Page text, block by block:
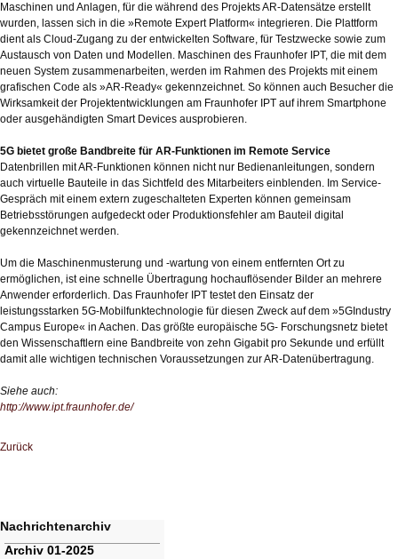
Maschinen und Anlagen, für die während des Projekts AR-Datensätze erstellt
wurden, lassen sich in die »Remote Expert Platform« integrieren. Die Plattform
dient als Cloud-Zugang zu der entwickelten Software, für Testzwecke sowie zum
Austausch von Daten und Modellen. Maschinen des Fraunhofer IPT, die mit dem
neuen System zusammenarbeiten, werden im Rahmen des Projekts mit einem
grafischen Code als »AR-Ready« gekennzeichnet. So können auch Besucher die
Wirksamkeit der Projektentwicklungen am Fraunhofer IPT auf ihrem Smartphone
oder ausgehändigten Smart Devices ausprobieren.
5G bietet große Bandbreite für AR-Funktionen im Remote Service
Datenbrillen mit AR-Funktionen können nicht nur Bedienanleitungen, sondern
auch virtuelle Bauteile in das Sichtfeld des Mitarbeiters einblenden. Im Service-
Gespräch mit einem extern zugeschalteten Experten können gemeinsam
Betriebsstörungen aufgedeckt oder Produktionsfehler am Bauteil digital
gekennzeichnet werden.
Um die Maschinenmusterung und -wartung von einem entfernten Ort zu
ermöglichen, ist eine schnelle Übertragung hochauflösender Bilder an mehrere
Anwender erforderlich. Das Fraunhofer IPT testet den Einsatz der
leistungsstarken 5G-Mobilfunktechnologie für diesen Zweck auf dem »5GIndustry
Campus Europe« in Aachen. Das größte europäische 5G- Forschungsnetz bietet
den Wissenschaftlern eine Bandbreite von zehn Gigabit pro Sekunde und erfüllt
damit alle wichtigen technischen Voraussetzungen zur AR-Datenübertragung.
Siehe auch:
http://www.ipt.fraunhofer.de/
Zurück
Nachrichtenarchiv
Navigation
Archiv 01-2025